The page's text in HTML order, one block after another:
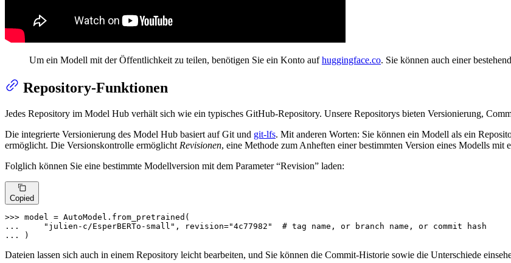
Um ein Modell mit der Öffentlichkeit zu teilen, benötigen Sie ein Konto aufhuggingface.co. Sie können auch einer
Repository-Funktionen
Jedes Repository im Model Hub verhält sich wie ein typisches GitHub-Repository. Unsere Repositorys bieten Versionierung,
Die integrierte Versionierung des Model Hub basiert auf Git und git-lfs. Mit anderen Worten: Sie können ein Modell als ein
ermöglicht. Die Versionskontrolle ermöglicht Revisionen, eine Methode zum Anheften einer bestimmten Version eines Modells mit
Folglich können Sie eine bestimmte Modellversion mit dem Parameter “Revision” laden:
Copied
>>>
...
"julien-c/EsperBERTo-small" , revision="4c77982"
# tag name, or branch name, or commit hash
...
)
Dateien lassen sich auch in einem Repository leicht bearbeiten, und Sie können die Commit-Historie sowie die Unterschiede